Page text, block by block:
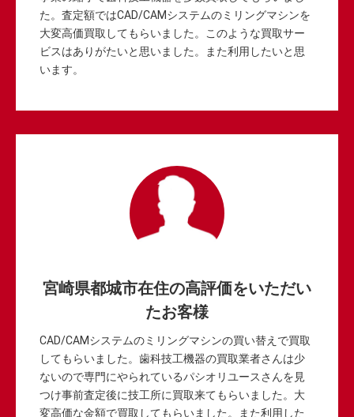
た。査定額ではCAD/CAMシステムのミリングマシンを
大変高価買取してもらいました。このような買取サー
ビスはありがたいと思いました。また利用したいと思
います。
宮崎県都城市在住の高評価をいただい
たお客様
CAD/CAMシステムのミリングマシンの買い替えで買取
してもらいました。歯科技工機器の買取業者さんは少
ないので専門にやられているパシオリユースさんを見
つけ事前査定後に技工所に買取来てもらいました。大
変高価な金額で買取してもらいました。また利用した